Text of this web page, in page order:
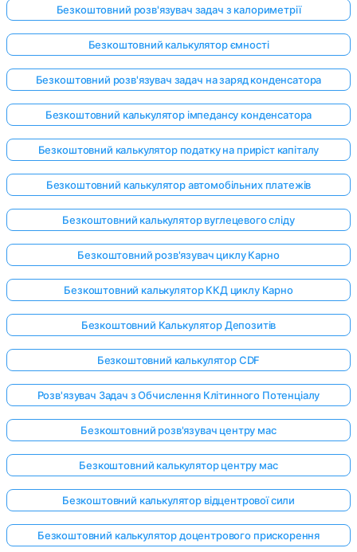
Безкоштовний розв'язувач задач з калориметрії
Безкоштовний калькулятор ємності
Безкоштовний розв'язувач задач на заряд конденсатора
Безкоштовний калькулятор імпедансу конденсатора
Безкоштовний калькулятор податку на приріст капіталу
Безкоштовний калькулятор автомобільних платежів
Безкоштовний калькулятор вуглецевого сліду
Безкоштовний розв'язувач циклу Карно
Безкоштовний калькулятор ККД циклу Карно
Безкоштовний Калькулятор Депозитів
Безкоштовний калькулятор CDF
Розв'язувач Задач з Обчислення Клітинного Потенціалу
Безкоштовний розв'язувач центру мас
Безкоштовний калькулятор центру мас
Безкоштовний калькулятор відцентрової сили
Безкоштовний калькулятор доцентрового прискорення